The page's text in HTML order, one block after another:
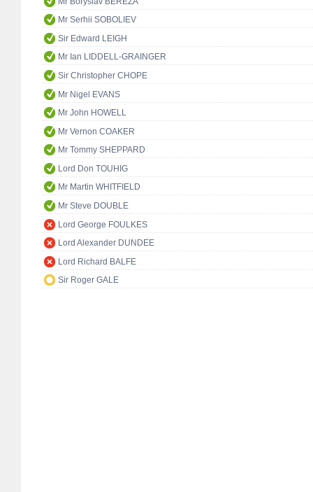
Mr Serhii SOBOLIEV
Sir Edward LEIGH
Mr Ian LIDDELL-GRAINGER
Sir Christopher CHOPE
Mr Nigel EVANS
Mr John HOWELL
Mr Vernon COAKER
Mr Tommy SHEPPARD
Lord Don TOUHIG
Mr Martin WHITFIELD
Mr Steve DOUBLE
Lord George FOULKES
Lord Alexander DUNDEE
Lord Richard BALFE
Sir Roger GALE